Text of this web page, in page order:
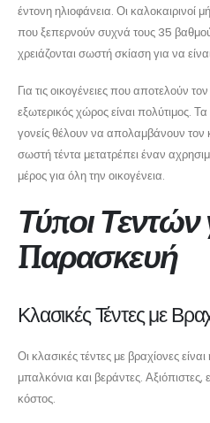
έντονη ηλιοφάνεια. Οι καλοκαιρινοί
που ξεπερνούν συχνά τους 35
χρειάζονται σωστή σκίαση για να
Για τις οικογένειες που αποτελούν
εξωτερικός χώρος είναι πολύτιμος.
γονείς θέλουν να απολαμβάνουν τον
σωστή τέντα μετατρέπει έναν
μέρος για όλη την οικογένεια.
Τύποι Τεντών
Παρασκευή
Κλασικές Τέντες με
Οι κλασικές τέντες με βραχίονες
μπαλκόνια και βεράντες.
κόστος.